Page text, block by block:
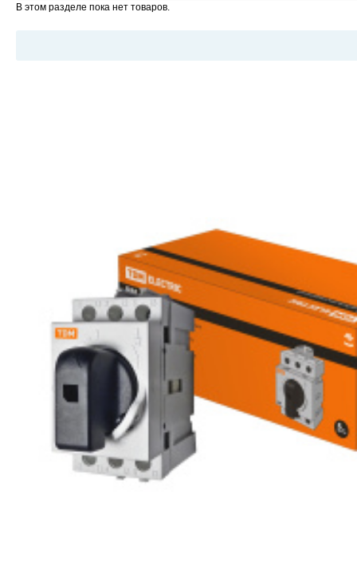
В этом разделе пока нет товаров.